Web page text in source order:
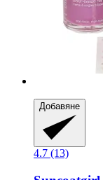
Добавяне
4.7 (13)